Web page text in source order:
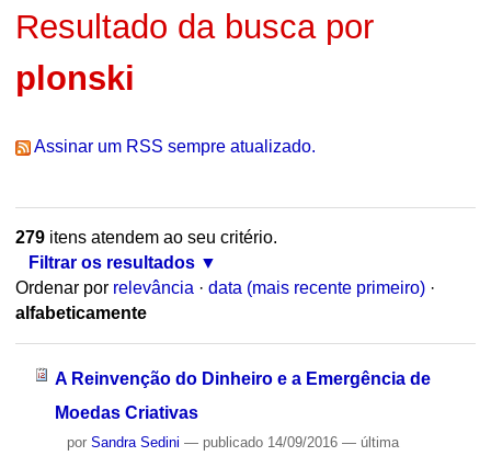
Resultado da busca por
plonski
Assinar um RSS sempre atualizado.
279itens atendem ao seu critério.
Filtrar os resultados
Ordenar por relevância · data (mais recente primeiro) ·
alfabeticamente
A Reinvenção do Dinheiro e a Emergência de
Moedas Criativas
por Sandra Sedini — publicado14/09/2016 — última